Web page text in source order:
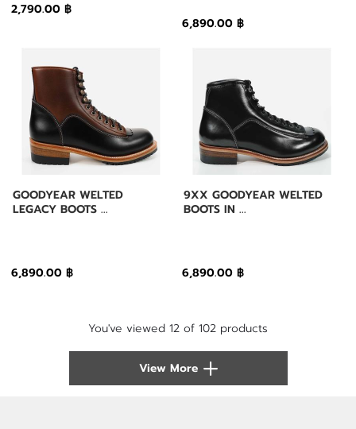
2,790.00 ฿
6,890.00 ฿
GOODYEAR WELTED
LEGACY BOOTS ...
6,890.00 ฿
9XX GOODYEAR WELTED
BOOTS IN ...
6,890.00 ฿
You've viewed 12 of 102 products
View More